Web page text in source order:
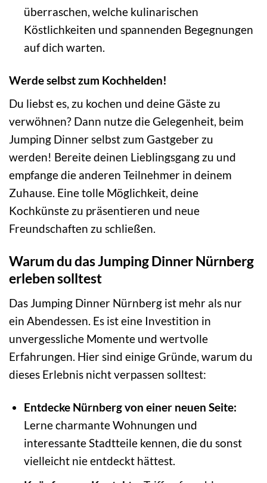
überraschen, welche kulinarischen
Köstlichkeiten und spannenden Begegnungen
auf dich warten.
Werde selbst zum Kochhelden!
Du liebst es, zu kochen und deine Gäste zu
verwöhnen? Dann nutze die Gelegenheit, beim
Jumping Dinner selbst zum Gastgeber zu
werden! Bereite deinen Lieblingsgang zu und
empfange die anderen Teilnehmer in deinem
Zuhause. Eine tolle Möglichkeit, deine
Kochkünste zu präsentieren und neue
Freundschaften zu schließen.
Warum du das Jumping Dinner Nürnberg
erleben solltest
Das Jumping Dinner Nürnberg ist mehr als nur
ein Abendessen. Es ist eine Investition in
unvergessliche Momente und wertvolle
Erfahrungen. Hier sind einige Gründe, warum du
dieses Erlebnis nicht verpassen solltest:
Entdecke Nürnberg von einer neuen Seite:
Lerne charmante Wohnungen und
interessante Stadtteile kennen, die du sonst
vielleicht nie entdeckt hättest.